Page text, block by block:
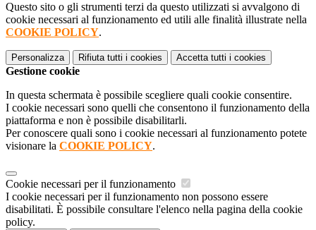
Questo sito o gli strumenti terzi da questo utilizzati si avvalgono di
cookie necessari al funzionamento ed utili alle finalità illustrate nella
COOKIE POLICY.
Personalizza Rifiuta tutti i cookies Accetta tutti i cookies
Gestione cookie
In questa schermata è possibile scegliere quali cookie consentire.
I cookie necessari sono quelli che consentono il funzionamento della
piattaforma e non è possibile disabilitarli.
Per conoscere quali sono i cookie necessari al funzionamento potete
visionare la COOKIE POLICY.
Cookie necessari per il funzionamento
I cookie necessari per il funzionamento non possono essere
disabilitati. È possibile consultare l'elenco nella pagina della cookie
policy.